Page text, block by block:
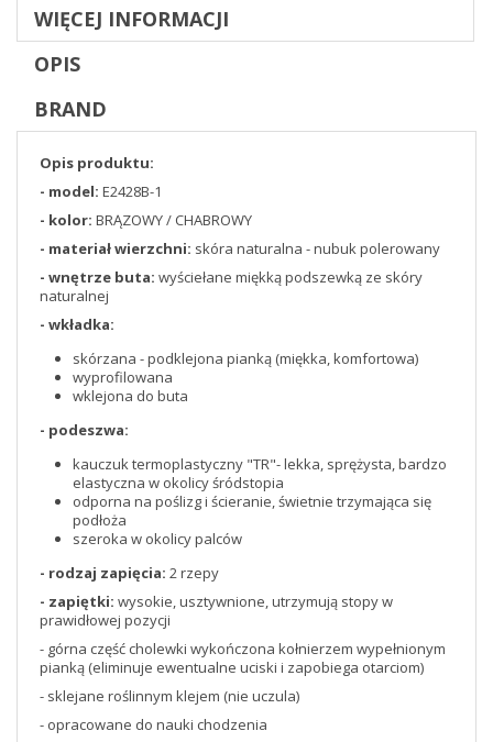
WIĘCEJ INFORMACJI
OPIS
BRAND
Opis produktu:
- model: E2428B-1
- kolor: BRĄZOWY / CHABROWY
- materiał wierzchni: skóra naturalna - nubuk polerowany
- wnętrze buta: wyściełane miękką podszewką ze skóry
naturalnej
- wkładka:
skórzana - podklejona pianką (miękka, komfortowa)
wyprofilowana
wklejona do buta
- podeszwa:
kauczuk termoplastyczny "TR"- lekka, sprężysta, bardzo
elastyczna w okolicy śródstopia
odporna na poślizg i ścieranie, świetnie trzymająca się
podłoża
szeroka w okolicy palców
- rodzaj zapięcia: 2 rzepy
- zapiętki: wysokie, usztywnione, utrzymują stopy w
prawidłowej pozycji
- górna część cholewki wykończona kołnierzem wypełnionym
pianką (eliminuje ewentualne uciski i zapobiega otarciom)
- sklejane roślinnym klejem (nie uczula)
- opracowane do nauki chodzenia